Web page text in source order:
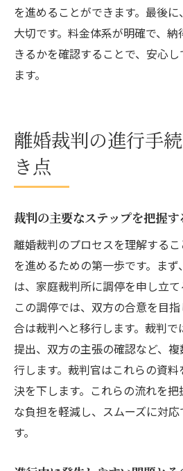
を進めることができます。最後
大切です。料金体系が明確で、
きるかを確認することで、安心
ます。
離婚裁判の進行手
き点
裁判の主要なステップを把握す
離婚裁判のプロセスを理解する
を進めるための第一歩です。ま
は、家庭裁判所に調停を申し立て
この調停では、双方の合意を目
合は裁判へと移行します。裁判
提出、双方の主張の確認など、
行します。裁判官はこれらの資
決を下します。これらの流れを
な負担を軽減し、スムーズに対
す。